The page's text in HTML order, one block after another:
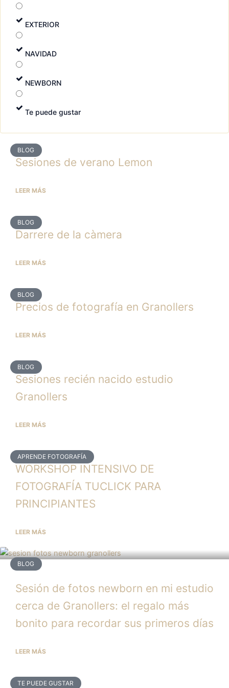
EXTERIOR
NAVIDAD
NEWBORN
Te puede gustar
BLOG
Sesiones de verano Lemon
LEER MÁS
BLOG
Darrere de la càmera
LEER MÁS
BLOG
Precios de fotografía en Granollers
LEER MÁS
BLOG
Sesiones recién nacido estudio
Granollers
LEER MÁS
APRENDE FOTOGRAFÍA
WORKSHOP INTENSIVO DE
FOTOGRAFÍA TUCLICK PARA
PRINCIPIANTES
LEER MÁS
BLOG
Sesión de fotos newborn en mi estudio
cerca de Granollers: el regalo más
bonito para recordar sus primeros días
LEER MÁS
TE PUEDE GUSTAR